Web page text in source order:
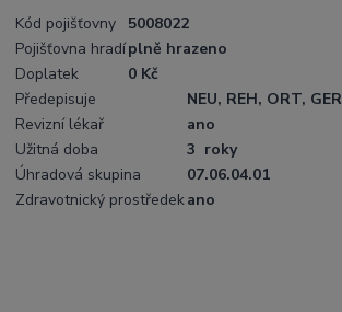
Kód pojišťovny
5008022
Pojišťovna hradíplně hrazeno
Doplatek
0 Kč
Předepisuje
NEU, REH, ORT, GER
Revizní lékař
ano
Užitná doba
3 roky
Úhradová skupina
07.06.04.01
Zdravotnický prostředekano